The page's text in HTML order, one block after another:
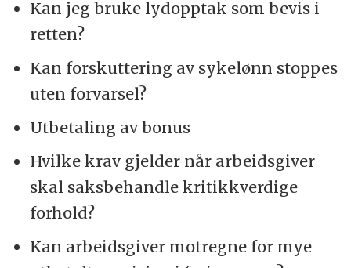
Kan jeg bruke lydopptak som bevis i
retten?
Kan forskuttering av sykelønn stoppes
uten forvarsel?
Utbetaling av bonus
Hvilke krav gjelder når arbeidsgiver
skal saksbehandle kritikkverdige
forhold?
Kan arbeidsgiver motregne for mye